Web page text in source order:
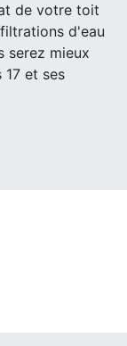
de votre toit
d'eau
serez mieux
et ses